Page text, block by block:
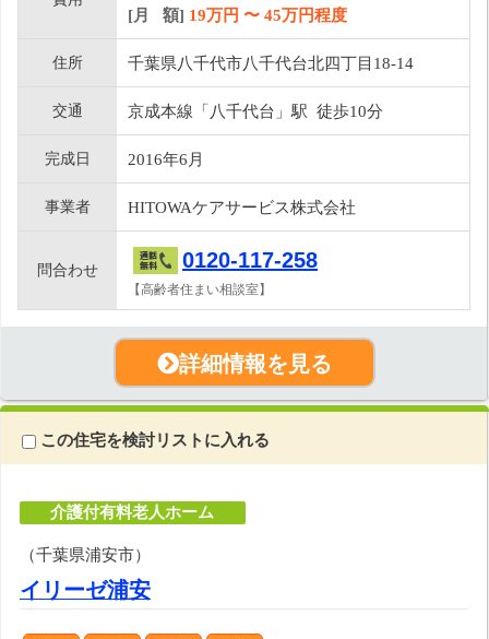
[月 額] 19万円 〜 45万円程度
住所 千葉県八千代市八千代台北四丁目18-14
交通 京成本線「八千代台」駅 徒歩10分
完成日 2016年6月
事業者 HITOWAケアサービス株式会社
問合わせ 0120-117-258
【高齢者住まい相談室】
詳細情報を見る
この住宅を検討リストに入れる
介護付有料老人ホーム
（千葉県浦安市）
イリーゼ浦安